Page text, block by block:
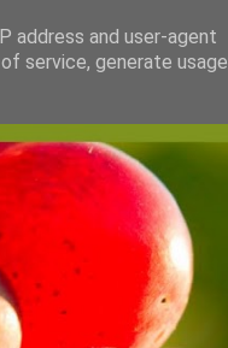
address and user-agent
service, generate usage